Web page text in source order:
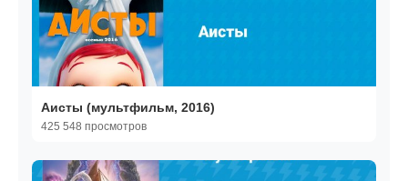
Аисты (мультфильм, 2016)
425 548 просмотров